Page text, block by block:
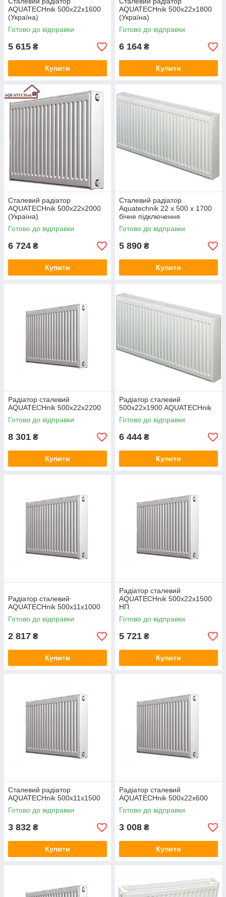
AQUATECHnik 500x22x1600
(Україна)
Готово до відправки
5 615 ₴
Купити
AQUATECHnik 500x22x1800
(Україна)
Готово до відправки
6 164 ₴
Купити
Сталевий радіатор
AQUATECHnik 500x22x2000
(Україна)
Готово до відправки
6 724 ₴
Купити
Сталевий радіатор
Aquatechnik 22 х 500 x 1700
бічне підключення
Готово до відправки
5 890 ₴
Купити
Радіатор сталевий
AQUATECHnik 500x22х2200
Готово до відправки
8 301 ₴
Купити
Радіатор сталевий
500x22x1900 AQUATECHnik
Готово до відправки
6 444 ₴
Купити
Радіатор сталевий
AQUATECHnik 500x11x1000
Готово до відправки
2 817 ₴
Купити
Радіатор сталевий
AQUATECHnik 500x22x1500
НП
Готово до відправки
5 721 ₴
Купити
Сталевий радіатор
AQUATECHnik 500х11х1500
Готово до відправки
3 832 ₴
Купити
Радіатор сталевий
AQUATECHnik 500x22х600
Готово до відправки
3 008 ₴
Купити